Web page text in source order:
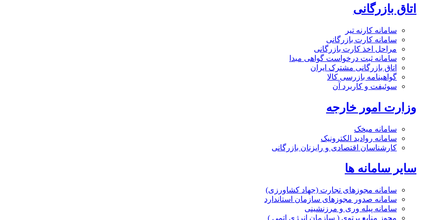
اتاق بازرگانی
سامانه کارنه تیر
سامانه کارت بازرگانی
مراحل اخذ کارت بازرگانی
سامانه ثبت درخواست گواهی مبدا
اتاق بازرگانی مشترک ایران
گواهینامه بازرسی کالا
سوئیفت و کاربرد آن
وزارت امور خارجه
سامانه میخک
سامانه روادید الکترونیک
کارشناسان اقتصادی و رایزنان بازرگانی
سایر سامانه ها
سامانه مجوزهای تجارت (جهاد کشاورزی)
سامانه صدور مجوزهای سازمان استاندارد
سامانه پیله وری و مرزنشینی
مجوز منابع پرتوی ( سازمان انرژی اتمی )